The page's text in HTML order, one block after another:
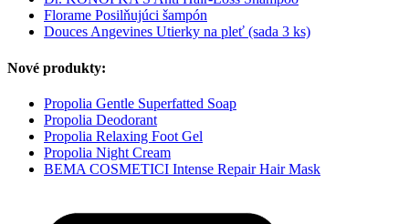
Florame Posilňujúci šampón
Douces Angevines Utierky na pleť (sada 3 ks)
Nové produkty:
Propolia Gentle Superfatted Soap
Propolia Deodorant
Propolia Relaxing Foot Gel
Propolia Night Cream
BEMA COSMETICI Intense Repair Hair Mask